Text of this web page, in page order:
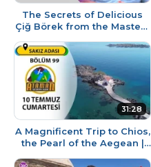
The Secrets of Delicious
Çiğ Börek from the Master |
Flavor
31:28
A Magnificent Trip to Chios,
the Pearl of the Aegean |